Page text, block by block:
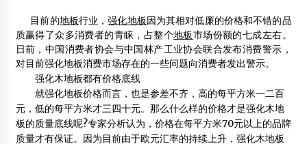
蓟县古刹独乐寺 现存最古老的木结构楼阁式建筑
2014年9月28日
梁思成与他的时代6
2015年5月11日
木结构建筑必须结合环境
2012年7月24日
目前的地板行业，强化地板因为其相对低廉的价格和不错的品
质赢得了众多消费者的青睐，占整个地板市场份额的七成左右。
日前，中国消费者协会与中国林产工业协会联合发布消费警示，
对目前强化地板消费市场存在的一些问题向消费者发出警示。
强化木地板都有价格底线
就强化地板价格而言，也是参差不齐，高的每平方米一二百
元，低的每平方米才三四十元。那么什么样的价格才是强化木地
板的质量底线呢?专家分析认为，价格在每平方米70元以上的品牌
质量才有保证。因为目前由于欧元汇率的持续上升，强化木地板